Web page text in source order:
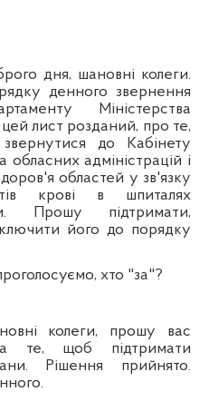
дня, шановні колеги.
денного звернення
Міністерства
лист розданий, про те,
до Кабінету
обласних адміністрацій і
областей у зв'язку
крові в шпиталях
Прошу підтримати,
його до порядку
хто "за"?
колеги, прошу вас
за те, щоб підтримати
Рішення прийнято.